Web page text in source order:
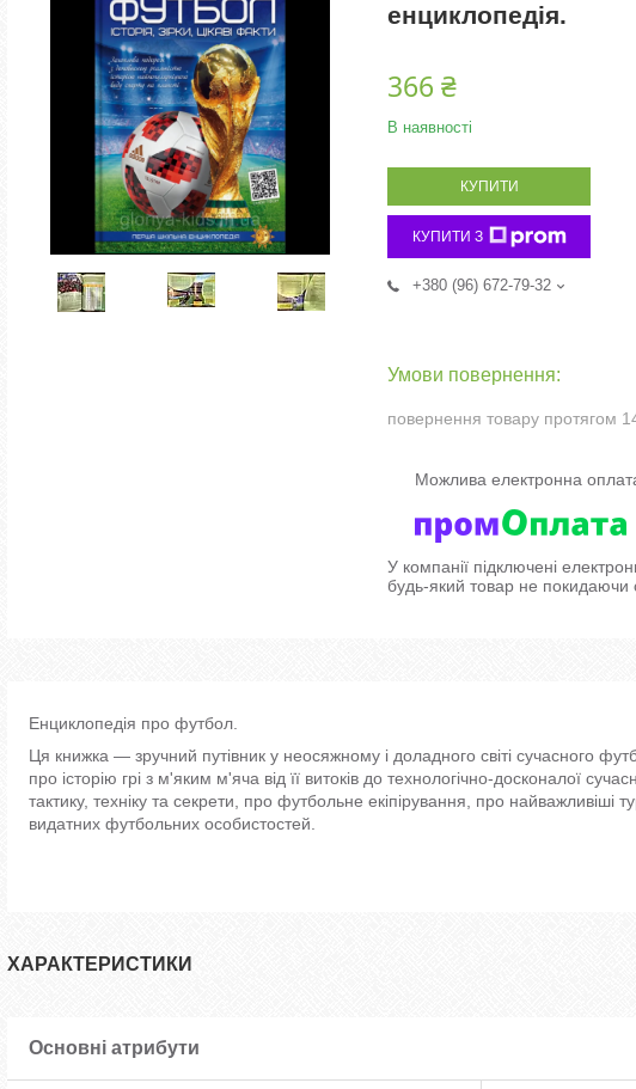
енциклопедія.
366 ₴
В наявності
КУПИТИ
КУПИТИ З
+380 (96) 672-79-32
повернення товару протягом
У компанії підключені
будь-який товар не покидаючи
Енциклопедія про футбол.
Ця книжка — зручний путівник у неосяжному і доладного світі сучасного
про історію грі з м'яким м'яча від її витоків до технологічно-досконалої
тактику, техніку та секрети, про футбольне екіпірування, про найважливіші
видатних футбольних особистостей.
ХАРАКТЕРИСТИКИ
Основні атрибути